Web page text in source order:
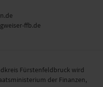
ffb.de
Fürstenfeldbruck wird
der Finanzen,